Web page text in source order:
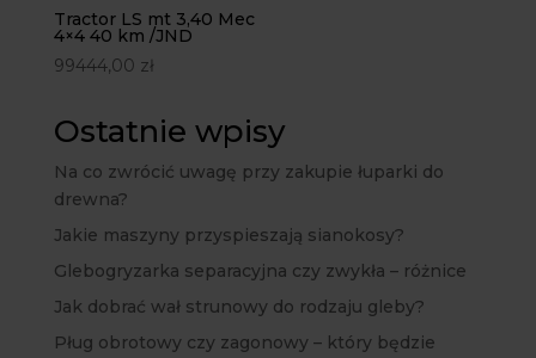
Tractor LS mt 3,40 Mec
4×4 40 km /JND
99444,00 zł
Ostatnie wpisy
Na co zwrócić uwagę przy zakupie łuparki do
drewna?
Jakie maszyny przyspieszają sianokosy?
Glebogryzarka separacyjna czy zwykła – różnice
Jak dobrać wał strunowy do rodzaju gleby?
Pług obrotowy czy zagonowy – który będzie